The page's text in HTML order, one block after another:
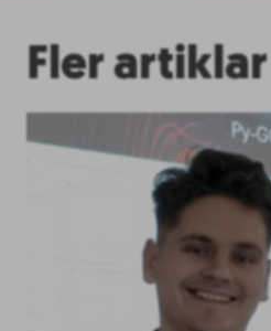
Fler artiklar